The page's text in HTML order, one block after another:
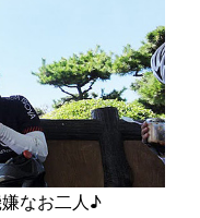
なお二人♪